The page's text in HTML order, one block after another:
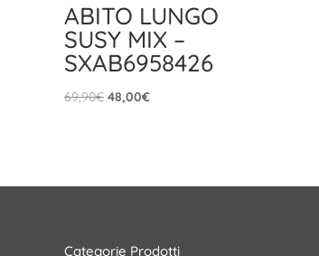
ABITO LUNGO
SUSY MIX –
SXAB6958426
69,90€ Il
48,00€Il
Categorie Prodotti